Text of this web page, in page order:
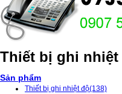
Thiết bị ghi nhiệt
Sản phẩm
Thiết bị ghi nhiệt độ(138)